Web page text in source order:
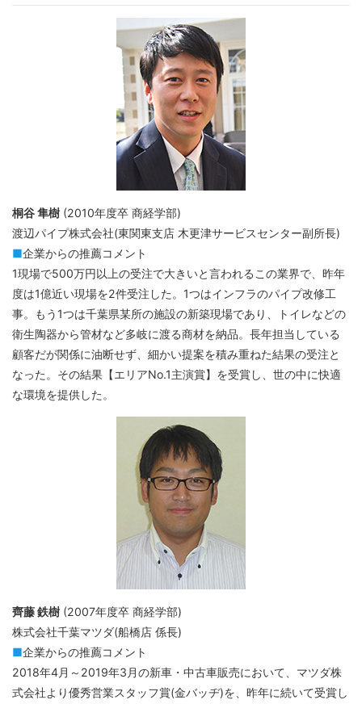
桐谷 隼樹 (2010年度卒 商経学部)
渡辺パイプ株式会社(東関東支店 木更津サービスセンター副所長)
■企業からの推薦コメント
1現場で500万円以上の受注で大きいと言われるこの業界で、昨年
度は1億近い現場を2件受注した。1つはインフラのパイプ改修工
事。もう1つは千葉県某所の施設の新築現場であり、トイレなどの
衛生陶器から管材など多岐に渡る商材を納品。長年担当している
顧客だが関係に油断せず、細かい提案を積み重ねた結果の受注と
なった。その結果【エリアNo.1主演賞】を受賞し、世の中に快適
な環境を提供した。
齊藤 鉄樹 (2007年度卒 商経学部)
株式会社千葉マツダ(船橋店 係長)
■企業からの推薦コメント
2018年4月～2019年3月の新車・中古車販売において、マツダ株
式会社より優秀営業スタッフ賞(金バッヂ)を、昨年に続いて受賞し